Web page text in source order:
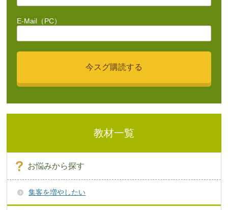
E-Mail（PC）
教材一覧
お悩みから探す
集客を増やしたい